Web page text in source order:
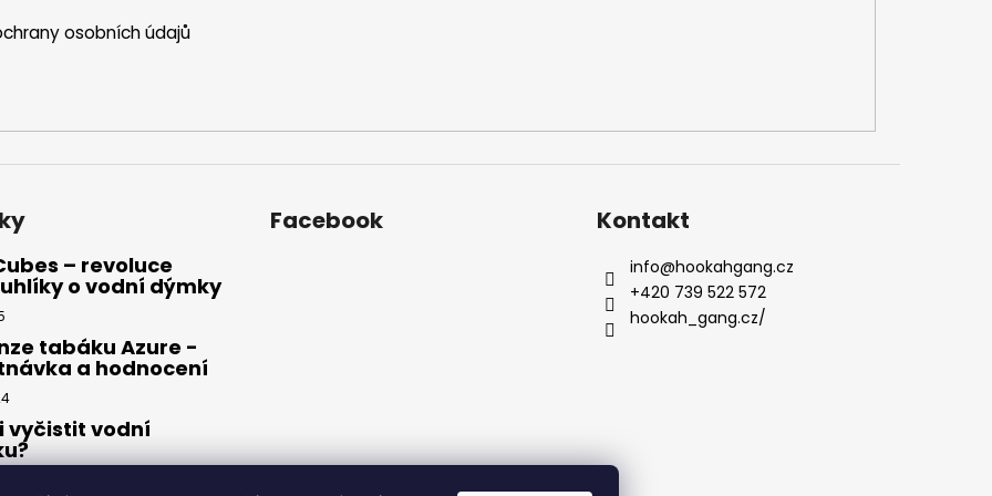
osobních údajů
– revoluce
o vodní dýmky
tabáku Azure -
a hodnocení
vyčistit vodní
Facebook Kontakt
info@hookahgang.cz
+420 739 522 572
hookah_gang.cz/